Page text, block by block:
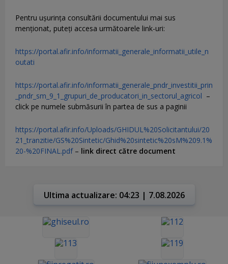
Pentru uşurinţa consultării documentului mai sus
menţionat, puteţi accesa următoarele link-uri:
https://portal.afir.info/informatii_generale_informatii_utile_n
outati
https://portal.afir.info/informatii_generale_pndr_investitii_prin
_pndr_sm_9_1_grupuri_de_producatori_in_sectorul_agricol –
click pe numele submăsurii în partea de sus a paginii
https://portal.afir.info/Uploads/GHIDUL%20Solicitantului/20
21_tranzitie/GS%20Sintetic/Ghid%20sintetic%20sM%209.1%
20-%20FINAL.pdf– link direct către document
Ultima actualizare: 04:23 | 7.08.2026